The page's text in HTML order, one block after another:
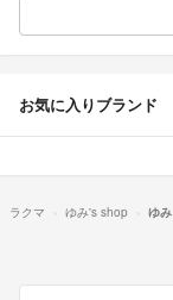
お気に入りブランド
ラクマ ゆみ's shop ゆみ